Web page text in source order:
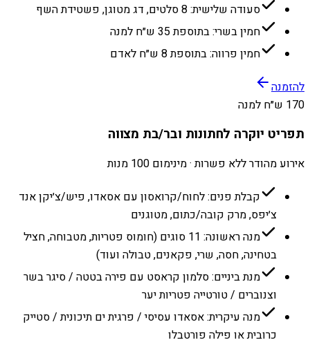
סעודה שלישית: 8 סלטים, דג מטוגן, פשטידת השף
חמין בשרי: בתוספת 35 ש״ח למנה
חמין פרווה: בתוספת 8 ש״ח לאדם
להזמנה
170 ש״ח למנה
תפריט יוקרה לחתונות ובר/בת מצווה
אירוע מהודר ללא פשרות · מינימום 100 מנות
קבלת פנים: לחוח/קרואסון עם אסאדו, פיש/צ׳יקן אנד
צ׳יפס, מרק קובה/כתום, מטוגנים
מנה ראשונה: 11 סוגים (חומוס פטריות, מטבוחה, חציל
בטחינה, חסה, שרי, פקאנים, טבולה ועוד)
מנת ביניים: סלמון קראסט עם פירה בטטה / סיגר בשר
וצנוברים / טורטייה פטריות יער
מנה עיקרית: אסאדו עסיסי / פרגית ים תיכונית / סטייק
כרובית או פילה פורטבלו